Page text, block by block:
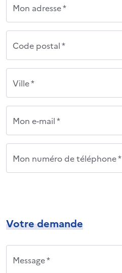
Mon adresse *
Code postal *
Ville *
Mon e-mail *
Mon numéro de téléphone *
Votre demande
Message *